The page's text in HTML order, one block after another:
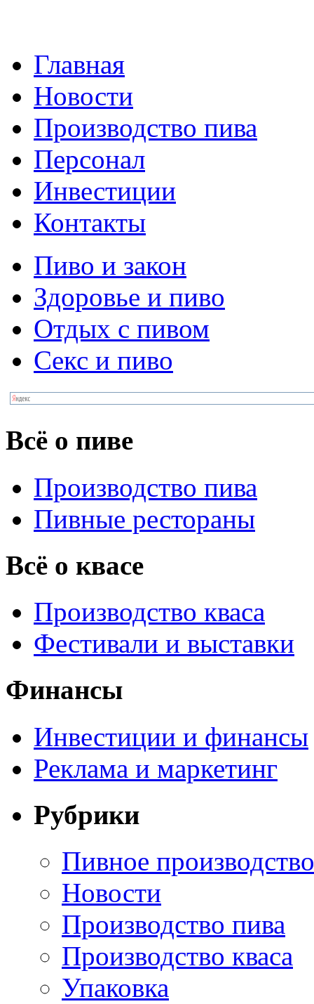
Главная
Новости
Производство пива
Персонал
Инвестиции
Контакты
Пиво и закон
Здоровье и пиво
Отдых с пивом
Секс и пиво
Всё о пиве
Производство пива
Пивные рестораны
Всё о квасе
Производство кваса
Фестивали и выставки
Финансы
Инвестиции и финансы
Реклама и маркетинг
Рубрики
Пивное производство
Новости
Производство пива
Производство кваса
Упаковка